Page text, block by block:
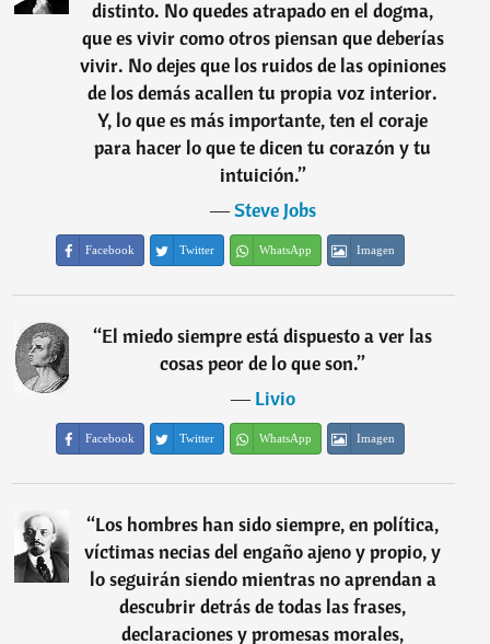
distinto. No quedes atrapado en el dogma,
que es vivir como otros piensan que deberías
vivir. No dejes que los ruidos de las opiniones
de los demás acallen tu propia voz interior.
Y, lo que es más importante, ten el coraje
para hacer lo que te dicen tu corazón y tu
intuición.”
―Steve Jobs
Facebook Twitter WhatsApp Imagen
“El miedo siempre está dispuesto a ver las
cosas peor de lo que son.”
―Livio
Facebook Twitter WhatsApp Imagen
“Los hombres han sido siempre, en política,
víctimas necias del engaño ajeno y propio, y
lo seguirán siendo mientras no aprendan a
descubrir detrás de todas las frases,
declaraciones y promesas morales,